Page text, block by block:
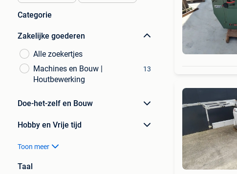
Categorie
Zakelijke goederen
Alle zoekertjes
Machines en Bouw |
Houtbewerking
13
Doe-het-zelf en Bouw
Hobby en Vrije tijd
Toon meer
Taal